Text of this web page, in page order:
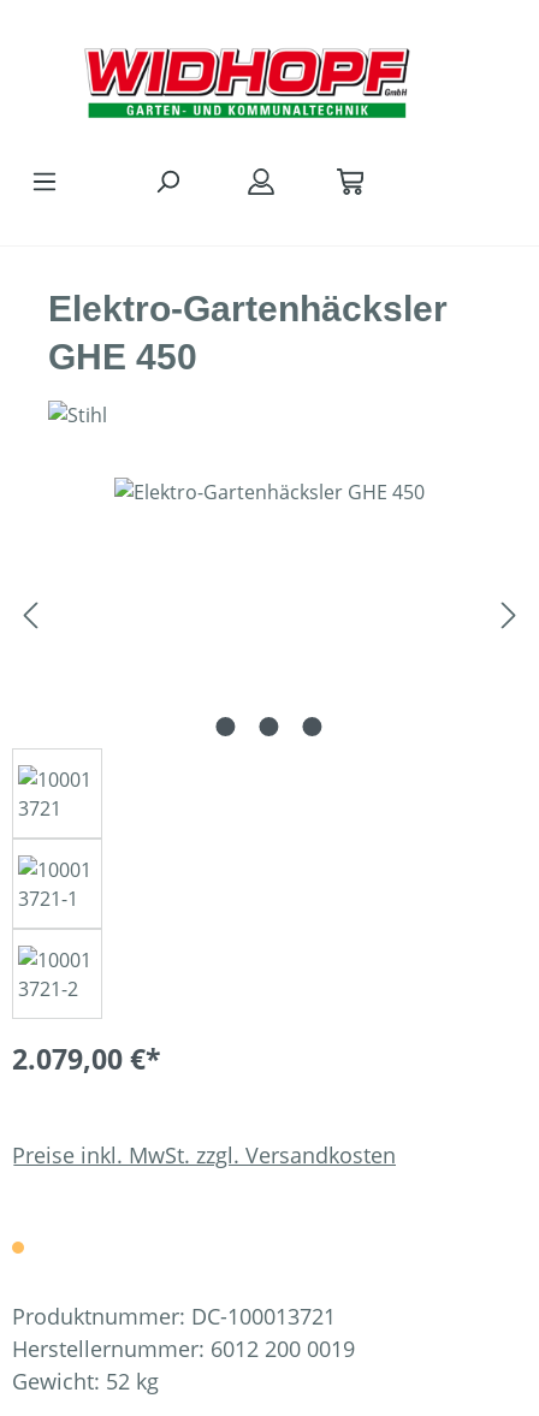
Elektro-Gartenhäcksler
GHE 450
Bildergalerie überspringen
2.079,00 €*
Preise inkl. MwSt. zzgl. Versandkosten
Produktnummer: DC-100013721
Herstellernummer: 6012 200 0019
Gewicht: 52 kg